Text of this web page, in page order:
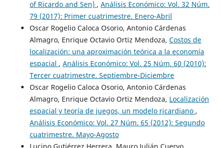
of Ricardo and Sen) , Análisis Económico: Vol. 32 Núm.
79 (2017): Primer cuatrimestre. Enero-Abril
Oscar Rogelio Caloca Osorio, Antonio Cárdenas
Almagro, Enrique Octavio Ortiz Mendoza, Costos de
localización: una aproximación teórica a la economía
espacial , Análisis Económico: Vol. 25 Núm. 60 (2010):
Tercer cuatrimestre. Septiembre-Diciembre
Oscar Rogelio Caloca Osorio, Antonio Cárdenas
Almagro, Enrique Octavio Ortiz Mendoza, Localización
espacial y teoría de juegos, un modelo ricardiano ,
Análisis Económico: Vol. 27 Núm. 65 (2012): Segundo
cuatrimestre. Mayo-Agosto